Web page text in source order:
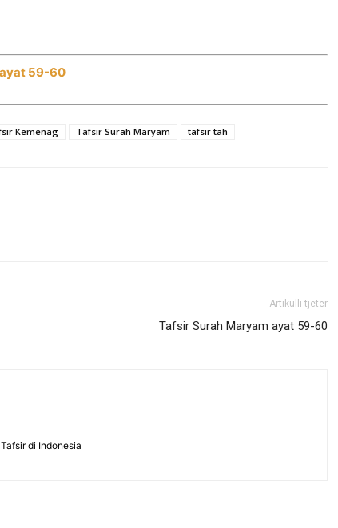
59-60
Kemenag Tafsir Surah Maryam tafsir tah
Artikulli tjetër
Tafsir Surah Maryam ayat 59-60
di Indonesia